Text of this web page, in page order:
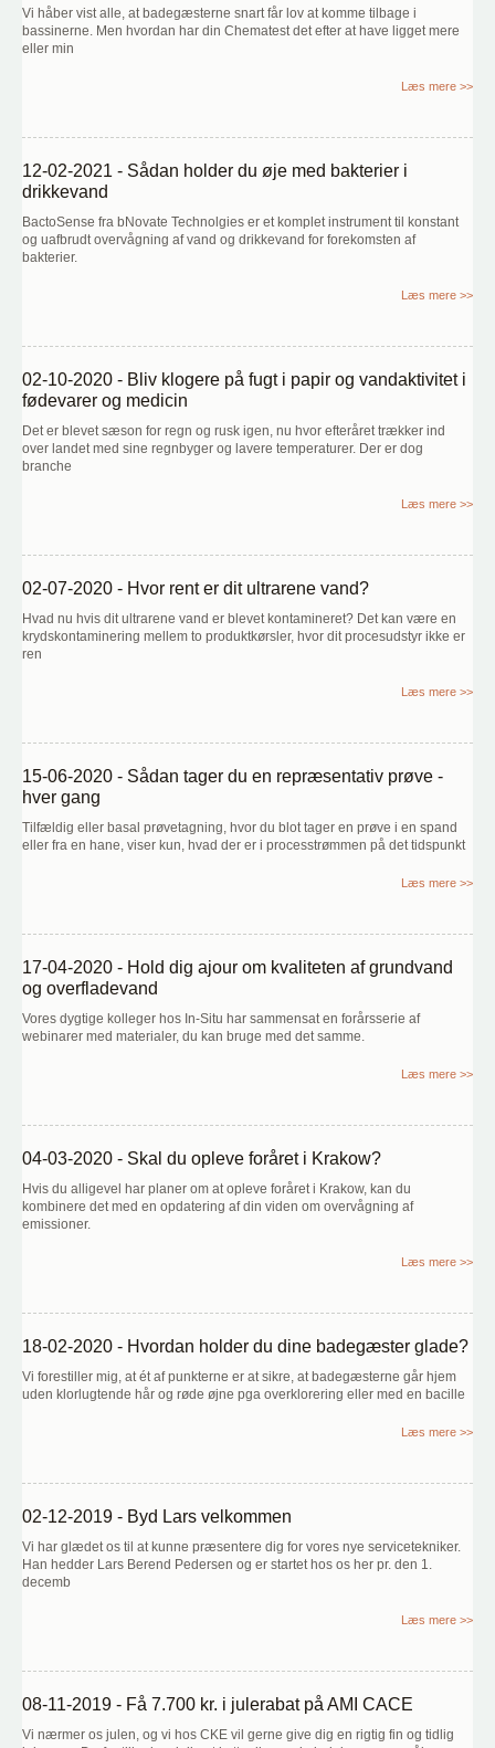
Vi håber vist alle, at badegæsterne snart får lov at komme tilbage i
bassinerne. Men hvordan har din Chematest det efter at have ligget mere
eller min
Læs mere >>
12-02-2021 - Sådan holder du øje med bakterier i
drikkevand
BactoSense fra bNovate Technolgies er et komplet instrument til konstant
og uafbrudt overvågning af vand og drikkevand for forekomsten af
bakterier.
Læs mere >>
02-10-2020 - Bliv klogere på fugt i papir og vandaktivitet i
fødevarer og medicin
Det er blevet sæson for regn og rusk igen, nu hvor efteråret trækker ind
over landet med sine regnbyger og lavere temperaturer. Der er dog
branche
Læs mere >>
02-07-2020 - Hvor rent er dit ultrarene vand?
Hvad nu hvis dit ultrarene vand er blevet kontamineret? Det kan være en
krydskontaminering mellem to produktkørsler, hvor dit procesudstyr ikke er
ren
Læs mere >>
15-06-2020 - Sådan tager du en repræsentativ prøve -
hver gang
Tilfældig eller basal prøvetagning, hvor du blot tager en prøve i en spand
eller fra en hane, viser kun, hvad der er i processtrømmen på det tidspunkt
Læs mere >>
17-04-2020 - Hold dig ajour om kvaliteten af grundvand
og overfladevand
Vores dygtige kolleger hos In-Situ har sammensat en forårsserie af
webinarer med materialer, du kan bruge med det samme.
Læs mere >>
04-03-2020 - Skal du opleve foråret i Krakow?
Hvis du alligevel har planer om at opleve foråret i Krakow, kan du
kombinere det med en opdatering af din viden om overvågning af
emissioner.
Læs mere >>
18-02-2020 - Hvordan holder du dine badegæster glade?
Vi forestiller mig, at ét af punkterne er at sikre, at badegæsterne går hjem
uden klorlugtende hår og røde øjne pga overklorering eller med en bacille
Læs mere >>
02-12-2019 - Byd Lars velkommen
Vi har glædet os til at kunne præsentere dig for vores nye servicetekniker.
Han hedder Lars Berend Pedersen og er startet hos os her pr. den 1.
decemb
Læs mere >>
08-11-2019 - Få 7.700 kr. i julerabat på AMI CACE
Vi nærmer os julen, og vi hos CKE vil gerne give dig en rigtig fin og tidlig